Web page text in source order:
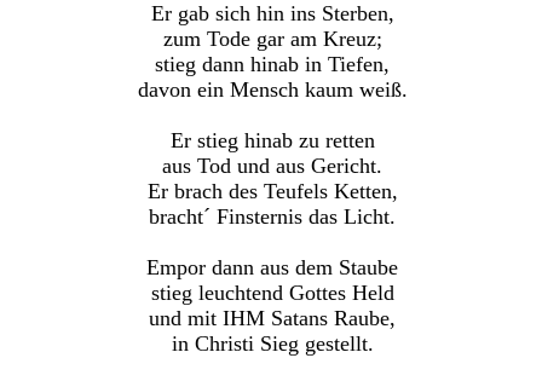
Er gab sich hin ins Sterben,
zum Tode gar am Kreuz;
stieg dann hinab in Tiefen,
davon ein Mensch kaum weiß.
Er stieg hinab zu retten
aus Tod und aus Gericht.
Er brach des Teufels Ketten,
bracht´ Finsternis das Licht.
Empor dann aus dem Staube
stieg leuchtend Gottes Held
und mit IHM Satans Raube,
in Christi Sieg gestellt.